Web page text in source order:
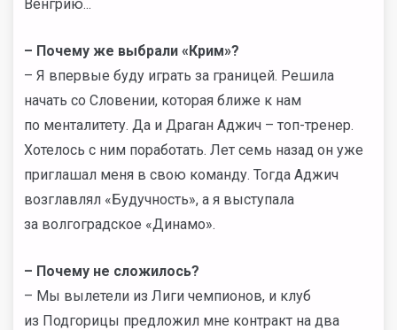
Венгрию...
– Почему же выбрали «Крим»?
– Я впервые буду играть за границей. Решила
начать со Словении, которая ближе к нам
по менталитету. Да и Драган Аджич – топ-тренер.
Хотелось с ним поработать. Лет семь назад он уже
приглашал меня в свою команду. Тогда Аджич
возглавлял «Будучность», а я выступала
за волгоградское «Динамо».
– Почему не сложилось?
– Мы вылетели из Лиги чемпионов, и клуб
из Подгорицы предложил мне контракт на два